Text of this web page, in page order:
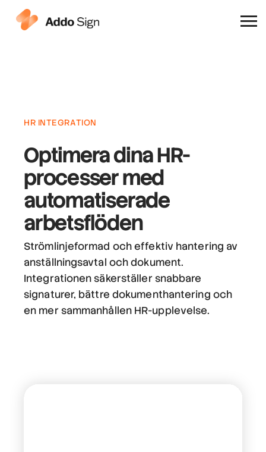
Varför Addo Sign
HR INTEGRATION
Optimera dina HR-
processermed
automatiserade
arbetsflöden
Strömlinjeformad och effektiv hantering av
anställningsavtal och dokument.
Integrationen säkerställer snabbare
signaturer, bättre dokumenthantering och
en mer sammanhållen HR-upplevelse.